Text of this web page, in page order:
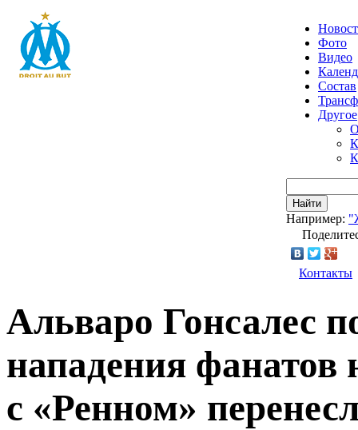
Фото
Видео
Состав
Другое
Найти
Например:
Контакты
Альваро Гонсалес
нападения фанатов
с «Ренном»